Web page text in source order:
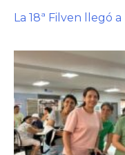
La 18ª Filven llegó